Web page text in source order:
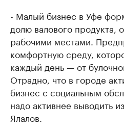
- Малый бизнес в Уфе
долю валового продукта,
рабочими местами.
комфортную среду,
каждый день — от
Отрадно, что в городе
бизнес с социальным
надо активнее выводить
Ялалов.